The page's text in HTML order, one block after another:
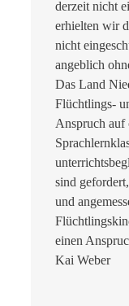
derzeit nicht
erhielten wir
nicht
angeblich
Das Land
Flüchtlings-
Anspruch auf
sind
und
einen
Kai Weber